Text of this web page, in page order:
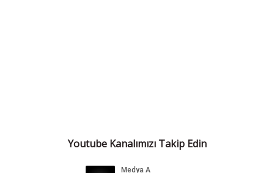
Youtube Kanalımızı Takip Edin